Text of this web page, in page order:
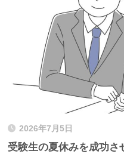
2026年7月5日
受験生の夏休みを成功